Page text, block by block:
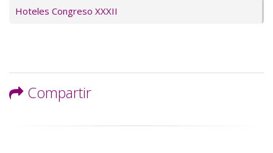
Hoteles Congreso XXXII
Compartir